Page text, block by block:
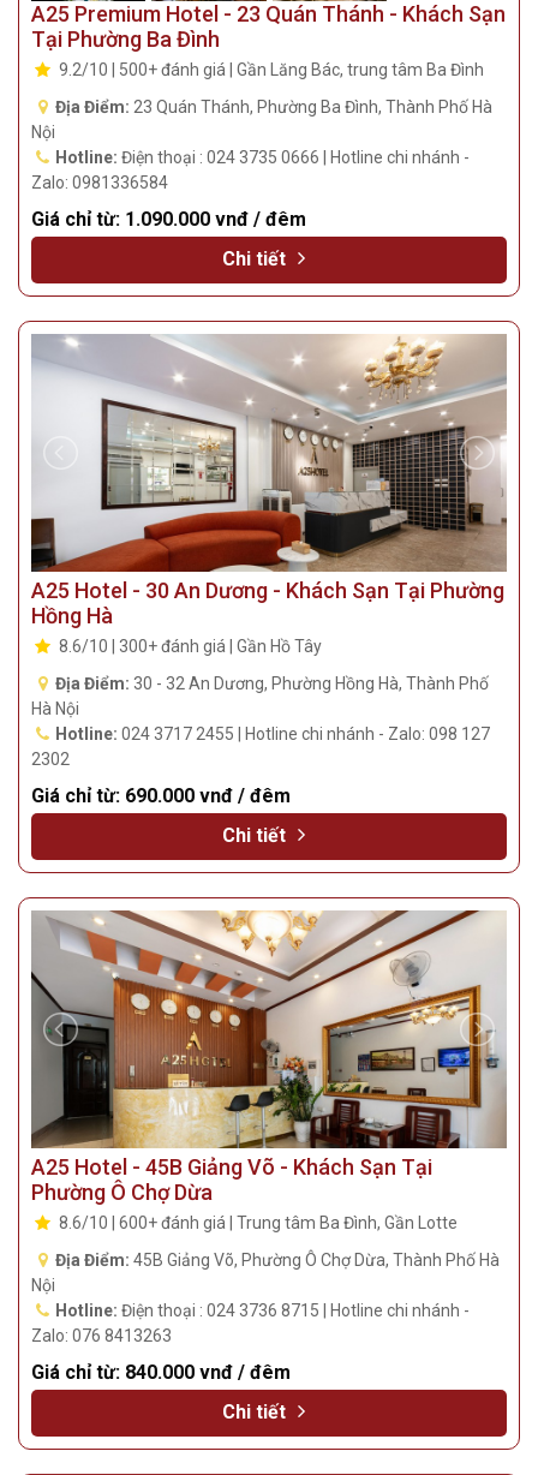
A25 Premium Hotel - 23 Quán Thánh - Khách Sạn
Tại Phường Ba Đình
9.2/10 | 500+ đánh giá | Gần Lăng Bác, trung tâm Ba Đình
Địa Điểm: 23 Quán Thánh, Phường Ba Đình, Thành Phố Hà
Nội
Hotline: Điện thoại : 024 3735 0666 | Hotline chi nhánh -
Zalo: 0981336584
Giá chỉ từ: 1.090.000 vnđ / đêm
Chi tiết
A25 Hotel - 30 An Dương - Khách Sạn Tại Phường
Hồng Hà
8.6/10 | 300+ đánh giá | Gần Hồ Tây
Địa Điểm:30 - 32 An Dương, Phường Hồng Hà, Thành Phố
Hà Nội
Hotline:024 3717 2455 | Hotline chi nhánh - Zalo: 098 127
2302
Giá chỉ từ:
Chi tiết
A25 Hotel - 45B Giảng Võ - Khách Sạn Tại
Phường Ô Chợ Dừa
8.6/10 | 600+ đánh giá | Trung tâm Ba Đình, Gần Lotte
Địa Điểm:45B Giảng Võ, Phường Ô Chợ Dừa, Thành Phố Hà
Nội
Điện thoại : 024 3736 8715 | Hotline chi nhánh -
Zalo: 076 8413263